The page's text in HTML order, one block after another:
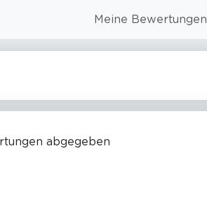
Meine Bewertungen
abgegeben